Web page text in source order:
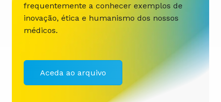
frequentemente a conhecer exemplos de
inovação, ética e humanismo dos nossos
médicos.
Aceda ao arquivo